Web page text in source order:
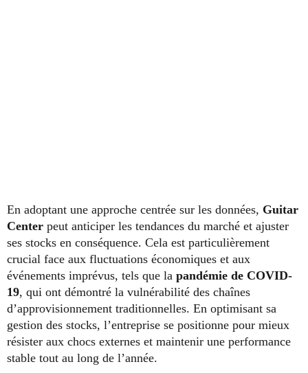
En adoptant une approche centrée sur les données, Guitar
Center peut anticiper les tendances du marché et ajuster
ses stocks en conséquence. Cela est particulièrement
crucial face aux fluctuations économiques et aux
événements imprévus, tels que la pandémie de COVID-
19, qui ont démontré la vulnérabilité des chaînes
d’approvisionnement traditionnelles. En optimisant sa
gestion des stocks, l’entreprise se positionne pour mieux
résister aux chocs externes et maintenir une performance
stable tout au long de l’année.